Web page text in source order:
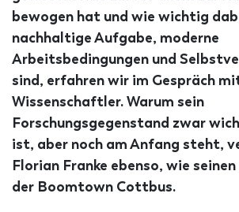
bewogen hat und wie wichtig
nachhaltige Aufgabe, moderne
Arbeitsbedingungen und
sind, erfahren wir im Gespräch
Wissenschaftler. Warum sein
Forschungsgegenstand zwar
ist, aber noch am Anfang steht,
Florian Franke ebenso, wie
der Boomtown Cottbus.